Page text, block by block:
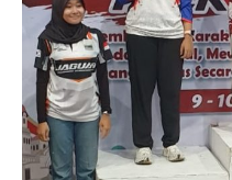
Kota
Semarang
Cabang
Taekwondo